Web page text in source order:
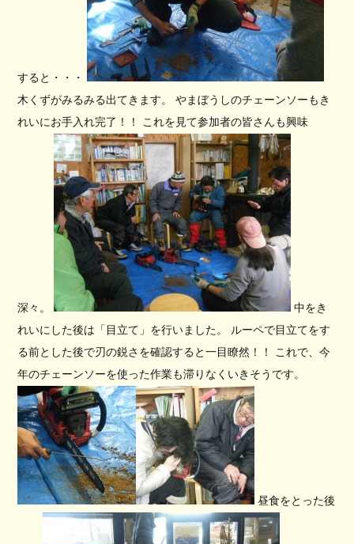
すると・・・
木くずがみるみる出てきます。 やまぼうしのチェーンソーもき
れいにお手入れ完了！！ これを見て参加者の皆さんも興味
深々。
中をき
れいにした後は「目立て」を行いました。 ルーペで目立てをす
る前とした後で刃の鋭さを確認すると一目瞭然！！ これで、今
年のチェーンソーを使った作業も滞りなくいきそうです。
昼食をとった後